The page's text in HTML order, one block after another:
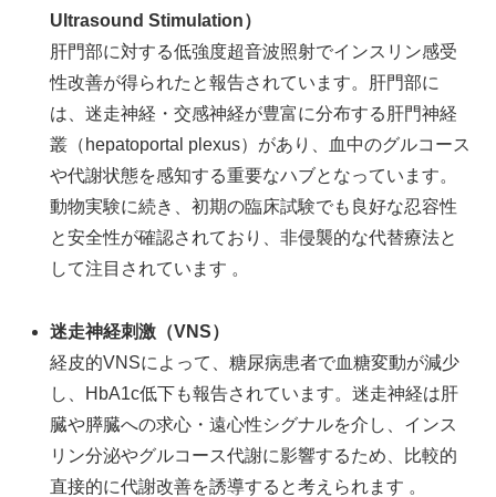
Ultrasound Stimulation）
肝門部に対する低強度超音波照射でインスリン感受
性改善が得られたと報告されています。肝門部に
は、迷走神経・交感神経が豊富に分布する肝門神経
叢（hepatoportal plexus）があり、血中のグルコース
や代謝状態を感知する重要なハブとなっています。
動物実験に続き、初期の臨床試験でも良好な忍容性
と安全性が確認されており、非侵襲的な代替療法と
して注目されています 。
迷走神経刺激（VNS）
経皮的VNSによって、糖尿病患者で血糖変動が減少
し、HbA1c低下も報告されています。迷走神経は肝
臓や膵臓への求心・遠心性シグナルを介し、インス
リン分泌やグルコース代謝に影響するため、比較的
直接的に代謝改善を誘導すると考えられます 。